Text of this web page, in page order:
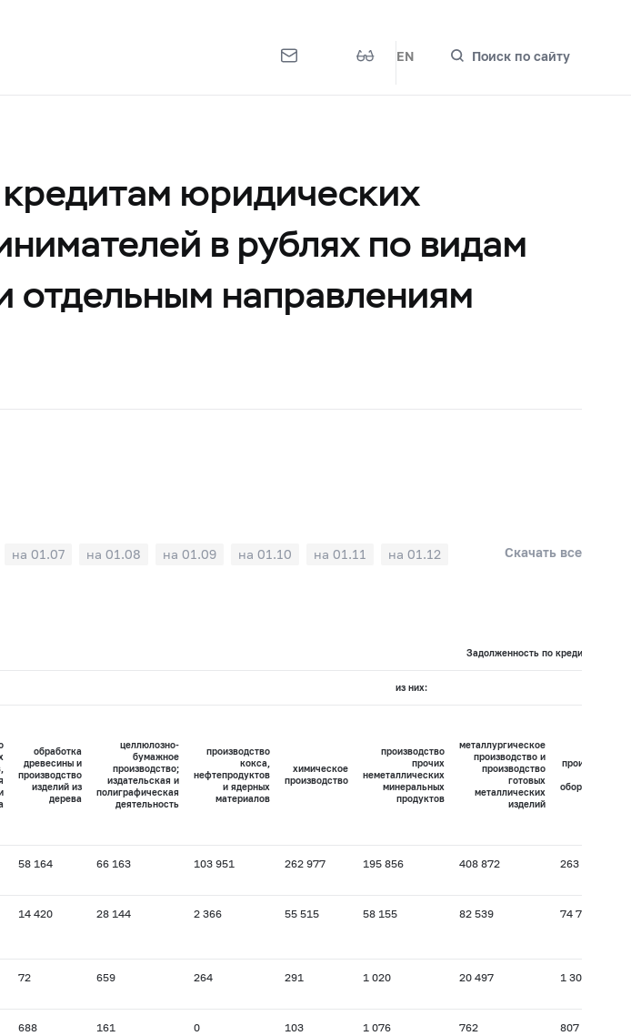
EN Поиск по сайту
юридических
в рублях по видам
отдельным направлениям
на 01.07 на 01.08 на 01.09 на 01.10 на 01.11 на 01.12 Скачать все
Задолженность по кредитам по
из них:
обработка
древесины и
производство
изделий из
дерева
целлюлозно-
бумажное
производство;
издательская и
полиграфическая
деятельность
производство
кокса,
нефтепродуктов
и ядерных
материалов
химическое
производство
производство
прочих
неметаллических
минеральных
продуктов
металлургическое
производство и
производство
готовых
металлических
изделий
производство
оборудования
58 164 66 163 103 951 262 977 195 856 408 872 263 096
14 420 28 144 2 366 55 515 58 155 82 539 74 736
72 659 264 291 1 020 20 497 1 302
688 161 0 103 1 076 762 807